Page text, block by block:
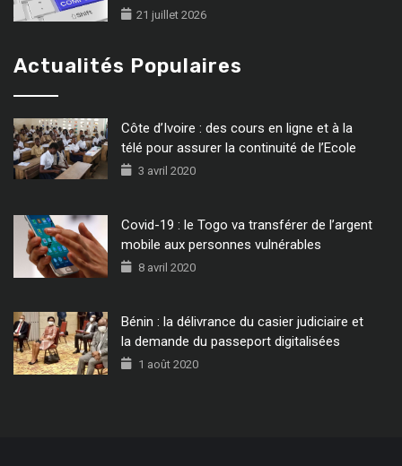
21 juillet 2026
Actualités Populaires
Côte d’Ivoire : des cours en ligne et à la
télé pour assurer la continuité de l’Ecole
3 avril 2020
Covid-19 : le Togo va transférer de l’argent
mobile aux personnes vulnérables
8 avril 2020
Bénin : la délivrance du casier judiciaire et
la demande du passeport digitalisées
1 août 2020